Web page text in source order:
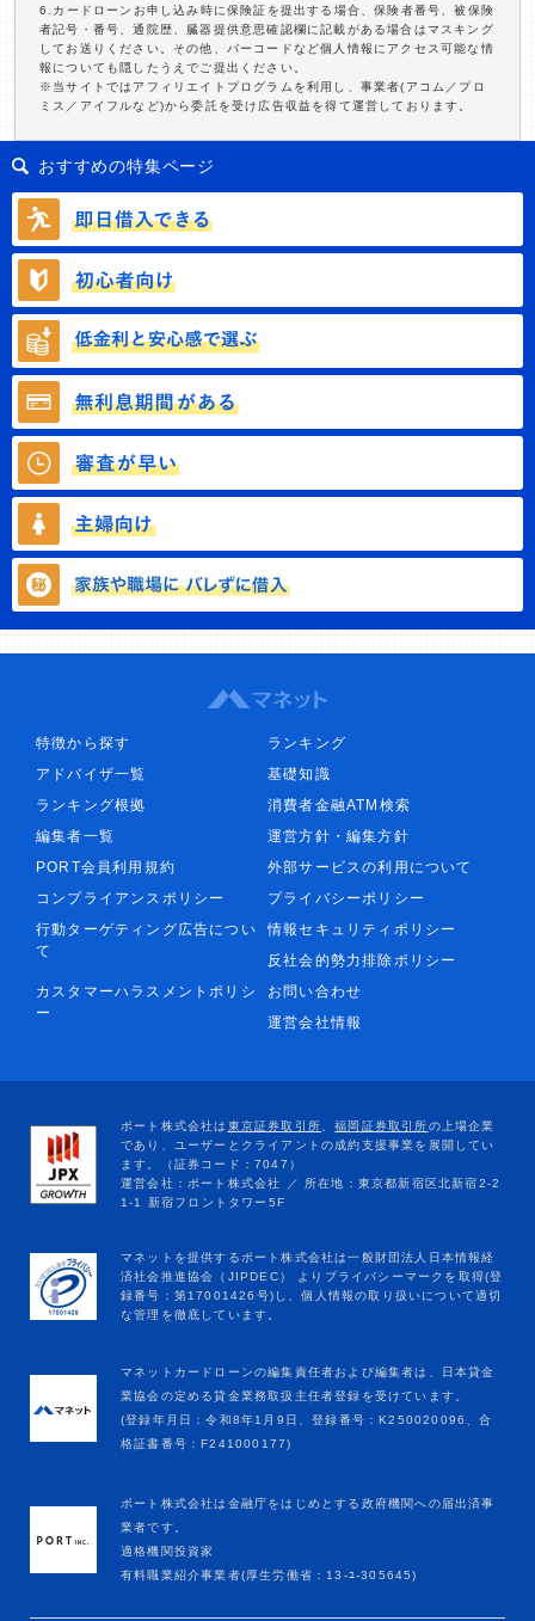
6.カードローンお申し込み時に保険証を提出する場合、保険者番号、被保険
者記号・番号、通院歴、臓器提供意思確認欄に記載がある場合はマスキング
してお送りください。その他、バーコードなど個人情報にアクセス可能な情
報についても隠したうえでご提出ください。
※当サイトではアフィリエイトプログラムを利用し、事業者(アコム／プロ
ミス／アイフルなど)から委託を受け広告収益を得て運営しております。
おすすめの特集ページ
特徴から探す
ランキング
アドバイザ一覧
基礎知識
ランキング根拠
消費者金融ATM検索
編集者一覧
運営方針・編集方針
PORT会員利用規約
外部サービスの利用について
コンプライアンスポリシー
プライバシーポリシー
行動ターゲティング広告につい
て
情報セキュリティポリシー
反社会的勢力排除ポリシー
カスタマーハラスメントポリシ
ー
お問い合わせ
運営会社情報
マネットカードローンの編集責任者および編集者は、日本貸金
業協会の定める貸金業務取扱主任者登録を受けています。
(登録年月日：令和8年1月9日、登録番号：K250020096、合
格証書番号：F241000177)
ポート株式会社は金融庁をはじめとする政府機関への届出済事
業者です。
適格機関投資家
有料職業紹介事業者(厚生労働省：13-ﾕ-305645)